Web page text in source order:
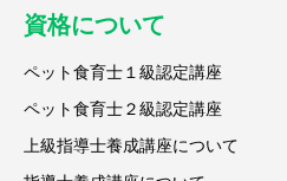
資格について
ペット食育士１級認定講座
ペット食育士２級認定講座
上級指導士養成講座について